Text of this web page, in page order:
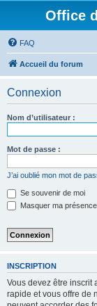
Office
FAQ
Accueil du forum
Connexion
Nom d’utilisateur :
Mot de passe :
J’ai oublié mon mot de
Se souvenir de moi
Masquer ma
INSCRIPTION
Vous devez être inscrit
rapide et vous offre de